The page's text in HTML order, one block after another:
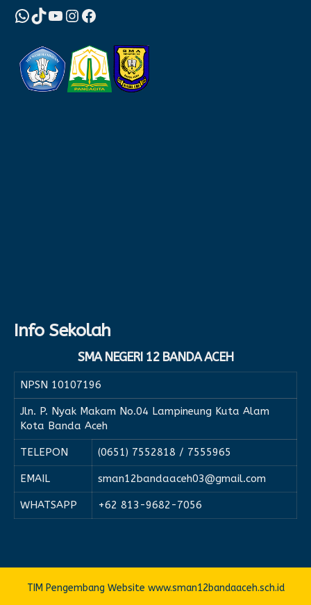
WhatsApp
TikTok
YouTube
Instagram
Facebook
Info Sekolah
SMA NEGERI 12 BANDA ACEH
NPSN 10107196
Jln. P. Nyak Makam No.04 Lampineung Kuta Alam
Kota Banda Aceh
TELEPON (0651) 7552818 / 7555965
EMAIL sman12bandaaceh03@gmail.com
WHATSAPP +62 813-9682-7056
TIM Pengembang Website www.sman12bandaaceh.sch.id